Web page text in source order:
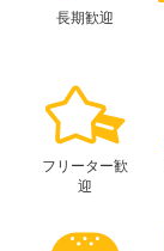
長期歓迎
フリーター歓
迎